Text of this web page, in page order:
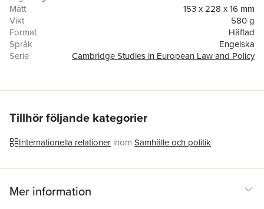
condition, he proposes a new set of principles upon which
justice might be brought more to the fore in the Union's
governance. By focusing on the realisation of human rights as a
core institutional value, Williams argues that the EU can better
define its moral limits so as to evolve as a more just project.
Mått
153 x 228 x 16 mm
Vikt
580 g
Format
Häftad
Språk
Engelska
Serie
Cambridge Studies in European Law and Policy
ISBN
9780521134040
Tillhör följande kategorier
Internationella relationer inom Samhälle och politik
Mer information